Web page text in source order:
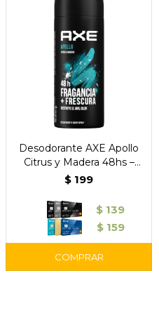
Desodorante AXE Apollo
Citrus y Madera 48hs –
150ml.
$ 199
$ 139
$ 159